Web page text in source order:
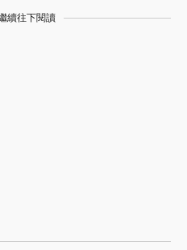
續往下閱讀